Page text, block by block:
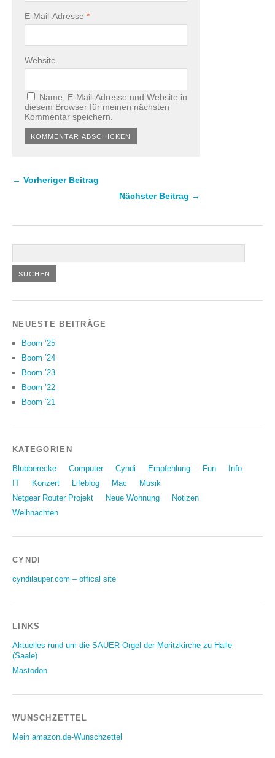
E-Mail-Adresse *
Website
Name, E-Mail-Adresse und Website in
diesem Browser für meinen nächsten
Kommentar speichern.
← Vorheriger Beitrag
Nächster Beitrag →
NEUESTE BEITRÄGE
Boom ’25
Boom ’24
Boom ’23
Boom ’22
Boom ’21
KATEGORIEN
Blubberecke Computer Cyndi Empfehlung Fun
Info
IT
Konzert Lifeblog Mac
Musik
Netgear Router Projekt
Neue Wohnung
Notizen
Weihnachten
CYNDI
cyndilauper.com – offical site
LINKS
Aktuelles rund um die SAUER-Orgel der Moritzkirche zu Halle
(Saale)
Mastodon
WUNSCHZETTEL
Mein amazon.de-Wunschzettel